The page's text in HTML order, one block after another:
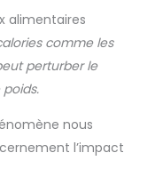
alimentaires
comme les
perturber le
nous
l’impact